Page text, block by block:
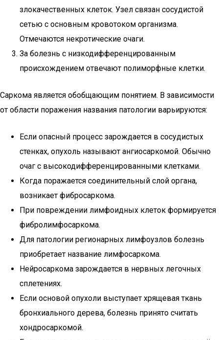
злокачественных клеток. Узел связан сосудистой
сетью с основным кровотоком организма.
Отмечаются некротические очаги.
За болезнь с низкодифференцированным
происхождением отвечают полиморфные клетки.
Саркома является обобщающим понятием. В зависимости
от области поражения названия патологии варьируются:
Если опасный процесс зарождается в сосудистых
стенках, опухоль называют ангиосаркомой. Обычно
очаг с высокодифференцированными клетками.
Когда поражается соединительный слой органа,
возникает фибросаркома.
При повреждении лимфоидных клеток формируется
фибролимфосаркома.
Для патологии регионарных лимфоузлов болезнь
приобретает название лимфосаркома.
Нейросаркома зарождается в нервных легочных
сплетениях.
Если основой опухоли выступает хрящевая ткань
бронхиального дерева, болезнь принято считать
хондросаркомой.